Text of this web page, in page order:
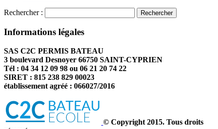
Rechercher :
Informations légales
SAS C2C PERMIS BATEAU
3 boulevard Desnoyer 66750 SAINT-CYPRIEN
Tél : 04 34 12 09 98 ou 06 21 20 74 22
SIRET : 815 238 829 00023
établissement agréé : 066027/2016
© Copyright 2015. Tous droits